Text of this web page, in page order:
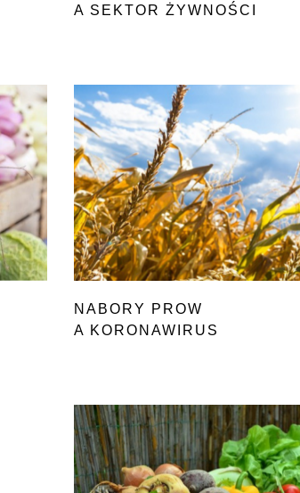
A SEKTOR ŻYWNOŚCI
NABORY PROW
A KORONAWIRUS